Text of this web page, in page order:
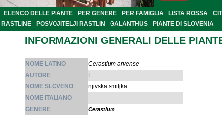
ELENCO DELLE PIANTE PER GENERE PER FAMIGLIA LISTA ROSSA
RASTLINE
POSVOJITELJI RASTLIN GALANTHUS PIANTE DI SLOVENIA
INFORMAZIONI GENERALI DELLE
NOME LATINO
Cerastium arvense
AUTORE
L.
NOME SLOVENO
njivska smiljka
NOME ITALIANO
GENERE
Cerastium